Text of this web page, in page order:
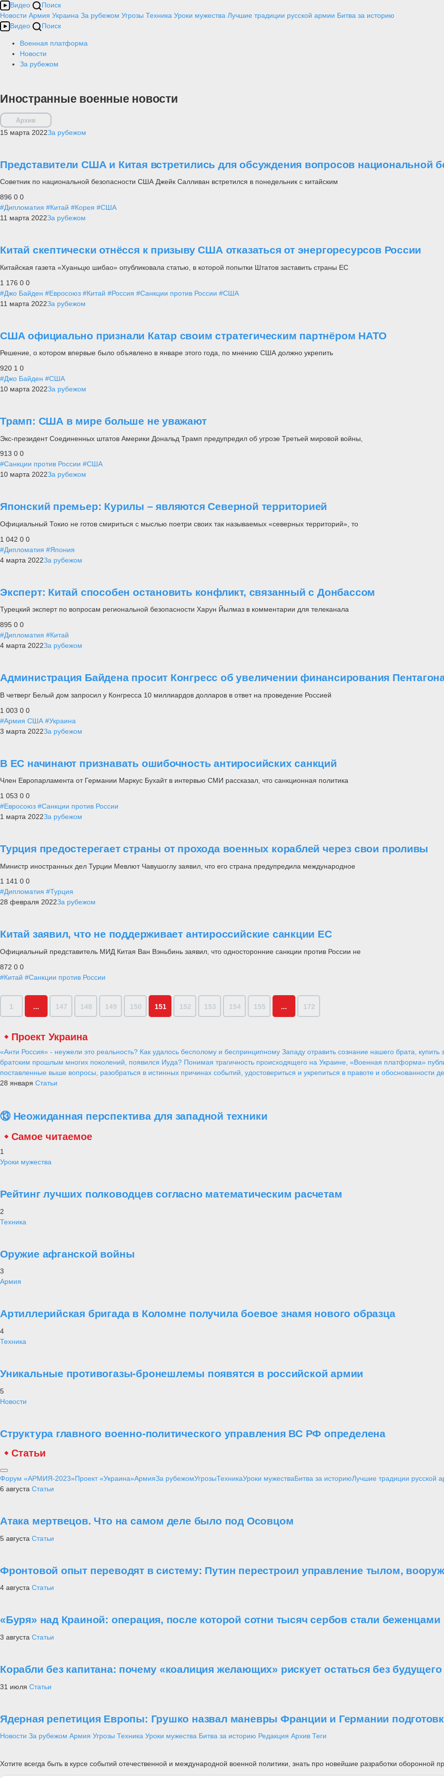
Видео
Поиск
Новости Армия Украина За рубежом Угрозы Техника Уроки мужества Лучшие традиции русской армии Битва за историю
Видео
Поиск
Военная платформа
Новости
За рубежом
Иностранные военные новости
Архив
15 марта 2022За рубежом
Представители США и Китая встретились для обсуждения вопросов национальной
Советник по национальной безопасности США Джейк Салливан встретился в понедельник с китайским
896 0 0
#Дипломатия #Китай #Корея #США
11 марта 2022За рубежом
Китай скептически отнёсся к призыву США отказаться от энергоресурсов России
Китайская газета «Хуаньцю шибао» опубликовала статью, в которой попытки Штатов заставить страны ЕС
1 176 0 0
#Джо Байден #Евросоюз #Китай #Россия #Санкции против России #США
11 марта 2022За рубежом
США официально признали Катар своим стратегическим партнёром НАТО
Решение, о котором впервые было объявлено в январе этого года, по мнению США должно укрепить
920 1 0
#Джо Байден #США
10 марта 2022За рубежом
Трамп: США в мире больше не уважают
Экс-президент Соединенных штатов Америки Дональд Трамп предупредил об угрозе Третьей мировой войны,
913 0 0
#Санкции против России #США
10 марта 2022За рубежом
Японский премьер: Курилы – являются Северной территорией
Официальный Токио не готов смириться с мыслью поетри своих так называемых «северных территорий», то
1 042 0 0
#Дипломатия #Япония
4 марта 2022За рубежом
Эксперт: Китай способен остановить конфликт, связанный с Донбассом
Турецкий эксперт по вопросам региональной безопасности Харун Йылмаз в комментарии для телеканала
895 0 0
#Дипломатия #Китай
4 марта 2022За рубежом
Администрация Байдена просит Конгресс об увеличении финансирования
В четверг Белый дом запросил у Конгресса 10 миллиардов долларов в ответ на проведение Россией
1 003 0 0
#Армия США #Украина
3 марта 2022За рубежом
В ЕС начинают признавать ошибочность антиросийских санкций
Член Европарламента от Германии Маркус Бухайт в интервью СМИ рассказал, что санкционная политика
1 053 0 0
#Евросоюз #Санкции против России
1 марта 2022За рубежом
Турция предостерегает страны от прохода военных кораблей через свои проливы
Министр иностранных дел Турции Мевлют Чавушоглу заявил, что его страна предупредила международное
1 141 0 0
#Дипломатия #Турция
28 февраля 2022За рубежом
Китай заявил, что не поддерживает антироссийские санкции ЕС
Официальный представитель МИД Китая Ван Вэньбинь заявил, что односторонние санкции против России не
872 0 0
#Китай #Санкции против России
1 ... 147 148 149 150 151 152 153 154 155 ... 172
Проект Украина
«Анти Россия» - неужели это реальность? Как удалось бесполому и беспринципному Западу отравить сознание нашего брата,
братским прошлым многих поколений, появился Иуда? Понимая трагичность происходящего на Украине, «Военная платформа»
поставленные выше вопросы, разобраться в истинных причинах событий, удостовериться и укрепиться в правоте и обоснованности
28 января Статьи
⑬ Неожиданная перспектива для западной техники
Самое читаемое
1
Уроки мужества
Рейтинг лучших полководцев согласно математическим расчетам
2
Техника
Оружие афганской войны
3
Армия
Артиллерийская бригада в Коломне получила боевое знамя нового образца
4
Техника
Уникальные противогазы-бронешлемы появятся в российской армии
5
Новости
Структура главного военно-политического управления ВС РФ определена
Статьи
Форум «АРМИЯ-2023»Проект «Украина»АрмияЗа рубежомУгрозыТехникаУроки мужестваБитва за историюЛучшие традиции русской
6 августа Статьи
Атака мертвецов. Что на самом деле было под Осовцом
5 августа Статьи
Фронтовой опыт переводят в систему: Путин перестроил управление тылом,
4 августа Статьи
«Буря» над Краиной: операция, после которой сотни тысяч сербов стали беженцами
3 августа Статьи
Корабли без капитана: почему «коалиция желающих» рискует остаться без будущего
31 июля Статьи
Ядерная репетиция Европы: Грушко назвал маневры Франции и Германии
Новости За рубежом Армия Угрозы Техника Уроки мужества Битва за историю Редакция Архив Теги
Хотите всегда быть в курсе событий отечественной и международной военной политики, знать про новейшие разработки